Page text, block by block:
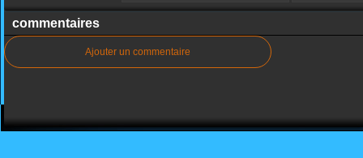
commentaires
Ajouter un commentaire